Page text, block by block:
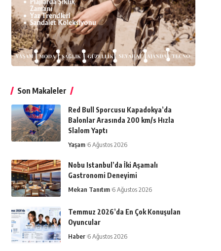
Son Makaleler
Red Bull Sporcusu Kapadokya’da
Balonlar Arasında 200 km/s Hızla
Slalom Yaptı
Yaşam 6 Ağustos 2026
Nobu Istanbul’da İki Aşamalı
Gastronomi Deneyimi
Mekan Tanıtım 6 Ağustos 2026
Temmuz 2026’da En Çok Konuşulan
Oyuncular
Haber 6 Ağustos 2026